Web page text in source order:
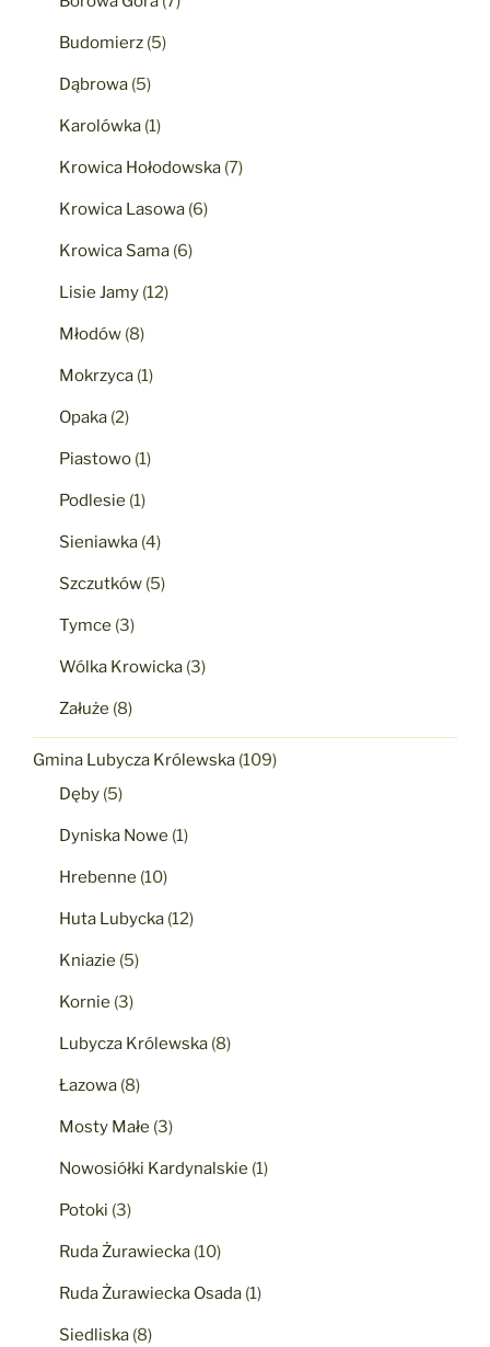
Budomierz (5)
Dąbrowa (5)
Karolówka (1)
Krowica Hołodowska (7)
Krowica Lasowa (6)
Krowica Sama (6)
Lisie Jamy (12)
Młodów (8)
Mokrzyca (1)
Opaka (2)
Piastowo (1)
Podlesie (1)
Sieniawka (4)
Szczutków (5)
Tymce (3)
Wólka Krowicka (3)
Załuże (8)
Gmina Lubycza Królewska (109)
Dęby (5)
Dyniska Nowe (1)
Hrebenne (10)
Huta Lubycka (12)
Kniazie (5)
Kornie (3)
Lubycza Królewska (8)
Łazowa (8)
Mosty Małe (3)
Nowosiółki Kardynalskie (1)
Potoki (3)
Ruda Żurawiecka (10)
Ruda Żurawiecka Osada (1)
Siedliska (8)